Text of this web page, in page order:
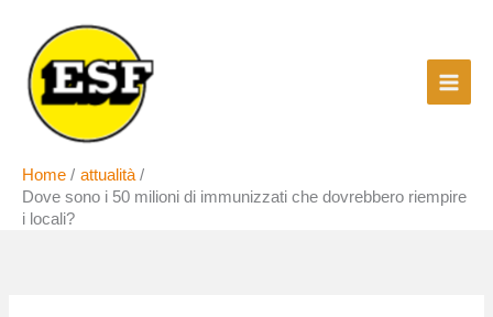
contenuto
Home
attualità
Dove sono i 50 milioni di immunizzati che dovrebbero riempire
i locali?